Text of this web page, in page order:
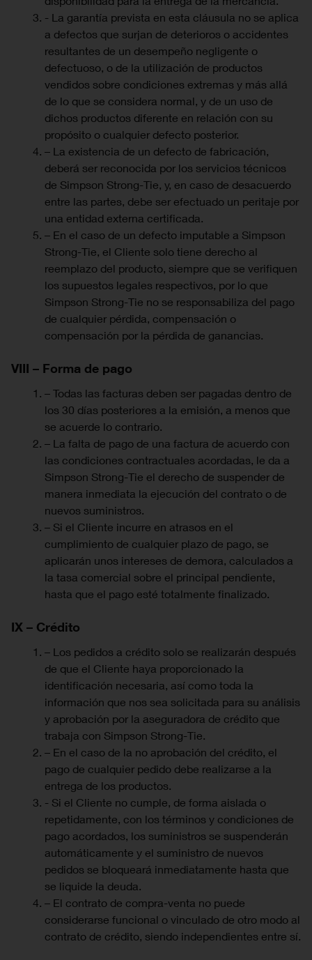
- La garantía prevista en esta cláusula no se aplica
a defectos que surjan de deterioros o accidentes
resultantes de un desempeño negligente o
defectuoso, o de la utilización de productos
vendidos sobre condiciones extremas y más allá
de lo que se considera normal, y de un uso de
dichos productos diferente en relación con su
propósito o cualquier defecto posterior.
– La existencia de un defecto de fabricación,
deberá ser reconocida por los servicios técnicos
de Simpson Strong-Tie, y, en caso de desacuerdo
entre las partes, debe ser efectuado un peritaje por
una entidad externa certificada.
– En el caso de un defecto imputable a Simpson
Strong-Tie, el Cliente solo tiene derecho al
reemplazo del producto, siempre que se verifiquen
los supuestos legales respectivos, por lo que
Simpson Strong-Tie no se responsabiliza del pago
de cualquier pérdida, compensación o
compensación por la pérdida de ganancias.
VIII – Forma de pago
– Todas las facturas deben ser pagadas dentro de
los 30 días posteriores a la emisión, a menos que
se acuerde lo contrario.
– La falta de pago de una factura de acuerdo con
las condiciones contractuales acordadas, le da a
Simpson Strong-Tie el derecho de suspender de
manera inmediata la ejecución del contrato o de
nuevos suministros.
– Si el Cliente incurre en atrasos en el
cumplimiento de cualquier plazo de pago, se
aplicarán unos intereses de demora, calculados a
la tasa comercial sobre el principal pendiente,
hasta que el pago esté totalmente finalizado.
IX – Crédito
– Los pedidos a crédito solo se realizarán después
de que el Cliente haya proporcionado la
identificación necesaria, así como toda la
información que nos sea solicitada para su análisis
y aprobación por la aseguradora de crédito que
trabaja con Simpson Strong-Tie.
– En el caso de la no aprobación del crédito, el
pago de cualquier pedido debe realizarse a la
entrega de los productos.
- Si el Cliente no cumple, de forma aislada o
repetidamente, con los términos y condiciones de
pago acordados, los suministros se suspenderán
automáticamente y el suministro de nuevos
pedidos se bloqueará inmediatamente hasta que
se liquide la deuda.
– El contrato de compra-venta no puede
considerarse funcional o vinculado de otro modo al
contrato de crédito, siendo independientes entre sí.